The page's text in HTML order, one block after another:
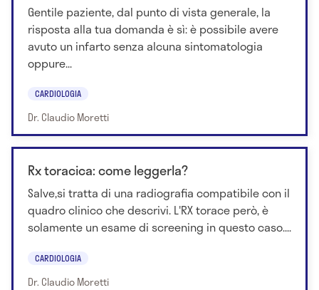
Gentile paziente, dal punto di vista generale, la
risposta alla tua domanda è sì: è possibile avere
avuto un infarto senza alcuna sintomatologia
oppure...
CARDIOLOGIA
Dr. Claudio Moretti
Rx toracica: come leggerla?
Salve,si tratta di una radiografia compatibile con il
quadro clinico che descrivi. L'RX torace però, è
solamente un esame di screening in questo caso....
CARDIOLOGIA
Dr. Claudio Moretti